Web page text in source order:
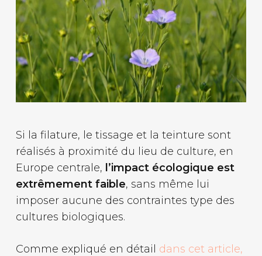
Si la filature, le tissage et la teinture sont
réalisés à proximité du lieu de culture, en
Europe centrale, l’impact écologique est
extrêmement faible, sans même lui
imposer aucune des contraintes type des
cultures biologiques.
Comme expliqué en détail dans cet article,